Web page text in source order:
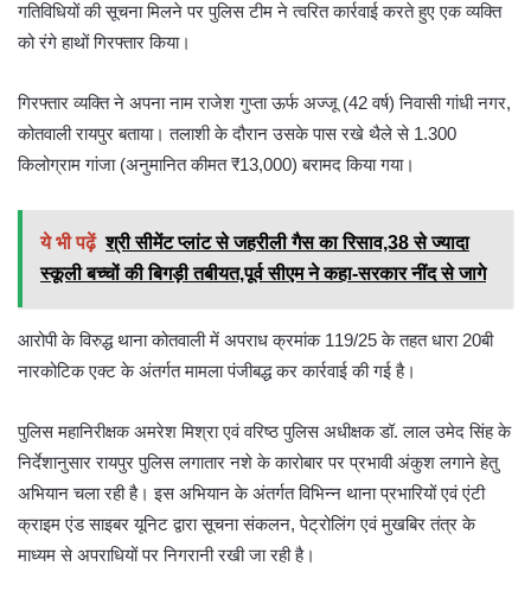
गतिविधियों की सूचना मिलने पर पुलिस टीम ने त्वरित कार्रवाई करते हुए एक व्यक्ति
को रंगे हाथों गिरफ्तार किया।
गिरफ्तार व्यक्ति ने अपना नाम राजेश गुप्ता ऊर्फ अज्जू (42 वर्ष) निवासी गांधी नगर,
कोतवाली रायपुर बताया। तलाशी के दौरान उसके पास रखे थैले से 1.300
किलोग्राम गांजा (अनुमानित कीमत ₹13,000) बरामद किया गया।
ये भी पढ़ें श्री सीमेंट प्लांट से जहरीली गैस का रिसाव,38 से ज्यादा
स्कूली बच्चों की बिगड़ी तबीयत,पूर्व सीएम ने कहा-सरकार नींद से जागे
आरोपी के विरुद्ध थाना कोतवाली में अपराध क्रमांक 119/25 के तहत धारा 20बी
नारकोटिक एक्ट के अंतर्गत मामला पंजीबद्ध कर कार्रवाई की गई है।
पुलिस महानिरीक्षक अमरेश मिश्रा एवं वरिष्ठ पुलिस अधीक्षक डॉ. लाल उमेद सिंह के
निर्देशानुसार रायपुर पुलिस लगातार नशे के कारोबार पर प्रभावी अंकुश लगाने हेतु
अभियान चला रही है। इस अभियान के अंतर्गत विभिन्न थाना प्रभारियों एवं एंटी
क्राइम एंड साइबर यूनिट द्वारा सूचना संकलन, पेट्रोलिंग एवं मुखबिर तंत्र के
माध्यम से अपराधियों पर निगरानी रखी जा रही है।